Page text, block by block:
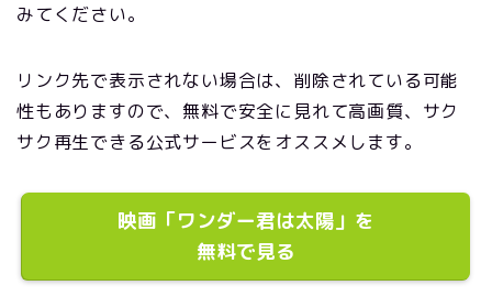
みてください。
リンク先で表示されない場合は、削除されている可能
性もありますので、無料で安全に見れて高画質、サク
サク再生できる公式サービスをオススメします。
映画「ワンダー君は太陽」を
無料で見る